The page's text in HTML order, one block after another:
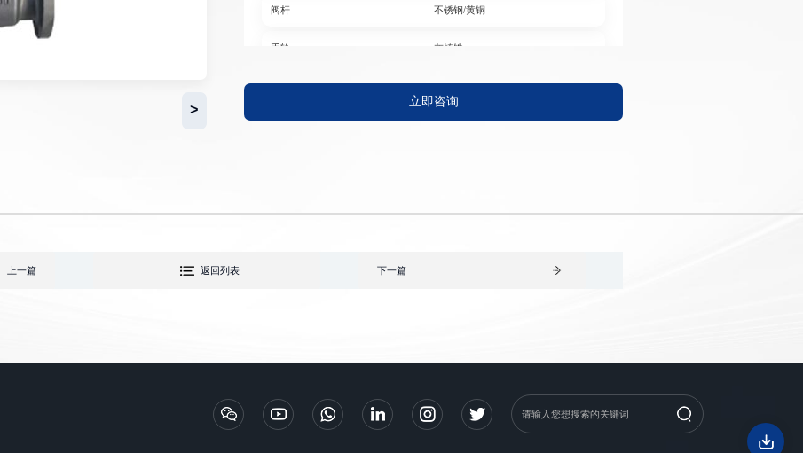
>
阀杆 不锈钢/黄铜
手轮 灰铸铁
尺寸范围 DN40-DN300
立即咨询
上一篇 返回列表 下一篇